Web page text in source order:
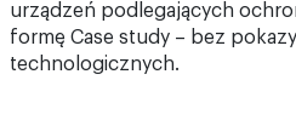
urządzeń podlegających
formę Case study – bez
technologicznych.